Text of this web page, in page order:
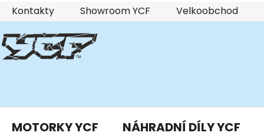
Přejít
na
obsah
Kontakty Showroom YCF Velkoobchod
MOTORKY YCF NÁHRADNÍ DÍLY YCF